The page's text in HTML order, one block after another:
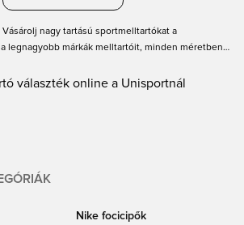
nagy tartású sportmelltartókat a
legnagyobb márkák melltartóit, minden méretben.
adidas sportmelltartókat stb. A melltartók
szeretnél maradni edzés vagy tréningek során.
választék online a Unisportnál
Nike focicipők